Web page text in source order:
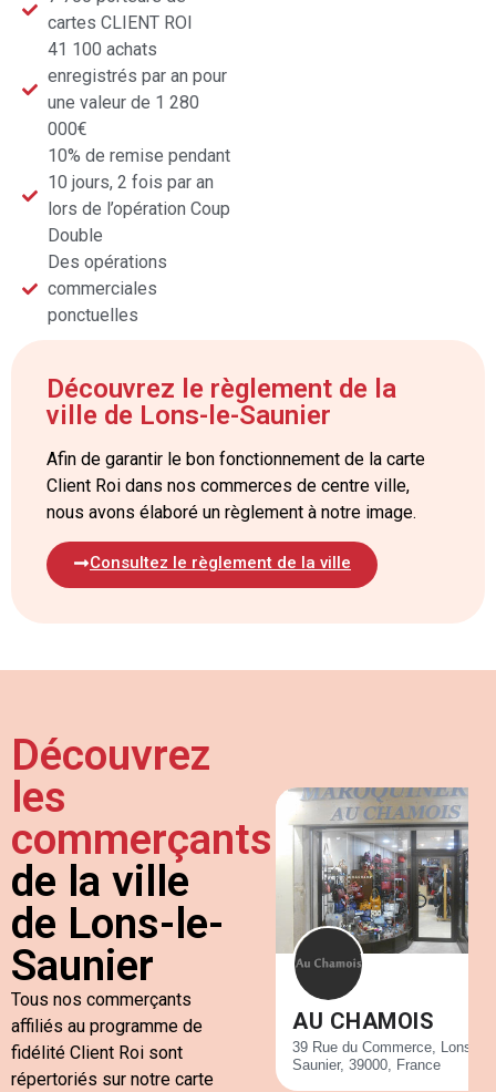
cartes CLIENT ROI
41 100 achats
enregistrés par an pour
une valeur de 1 280
000€
10% de remise pendant
10 jours, 2 fois par an
lors de l’opération Coup
Double
Des opérations
commerciales
ponctuelles
Découvrez le règlement de la
ville de Lons-le-Saunier
Afin de garantir le bon fonctionnement de la carte
Client Roi dans nos commerces de centre ville,
nous avons élaboré un règlement à notre image.
Consultez le règlement de la ville
Découvrez
les
commerçants
de la ville
de Lons-le-
Saunier
Tous nos commerçants
affiliés au programme de
fidélité Client Roi sont
répertoriés sur notre carte
AU CHAMOIS
39 Rue du Commerce, Lons-le-
Saunier, 39000, France